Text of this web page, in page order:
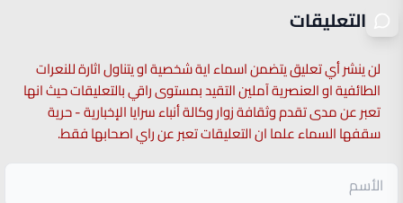
التعليقات
لن ينشر أي تعليق يتضمن اسماء اية شخصية او يتناول اثارة للنعرات
الطائفية او العنصرية آملين التقيد بمستوى راقي بالتعليقات حيث انها
تعبر عن مدى تقدم وثقافة زوار وكالة أنباء سرايا الإخبارية - حرية
سقفها السماء علما ان التعليقات تعبر عن راي اصحابها فقط.